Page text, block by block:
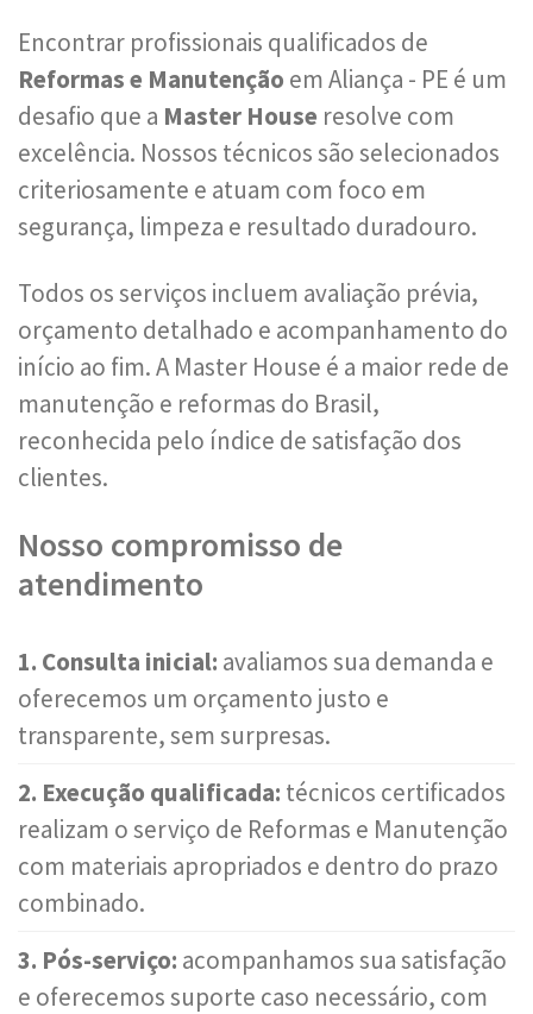
Encontrar profissionais qualificados de
Reformas e Manutenção em Aliança - PE é um
desafio que a Master House resolve com
excelência. Nossos técnicos são selecionados
criteriosamente e atuam com foco em
segurança, limpeza e resultado duradouro.
Todos os serviços incluem avaliação prévia,
orçamento detalhado e acompanhamento do
início ao fim. A Master House é a maior rede de
manutenção e reformas do Brasil,
reconhecida pelo índice de satisfação dos
clientes.
Nosso compromisso de
atendimento
1. Consulta inicial: avaliamos sua demanda e
oferecemos um orçamento justo e
transparente, sem surpresas.
2. Execução qualificada: técnicos certificados
realizam o serviço de Reformas e Manutenção
com materiais apropriados e dentro do prazo
combinado.
3. Pós-serviço: acompanhamos sua satisfação
e oferecemos suporte caso necessário, com